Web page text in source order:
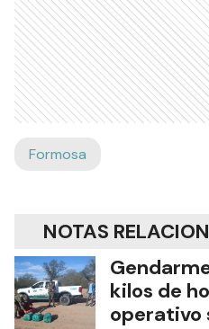
Formosa
NOTAS
kilos de
operativo